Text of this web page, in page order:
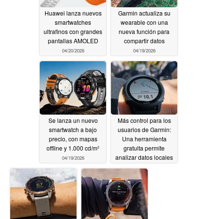
Huawei lanza nuevos
smartwatches
ultrafinos con grandes
pantallas AMOLED
04/20/2026
Garmin actualiza su
wearable con una
nueva función para
compartir datos
04/19/2026
Se lanza un nuevo
smartwatch a bajo
precio, con mapas
offline y 1.000 cd/m²
04/19/2026
Más control para los
usuarios de Garmin:
Una herramienta
gratuita permite
analizar datos locales
04/19/2026